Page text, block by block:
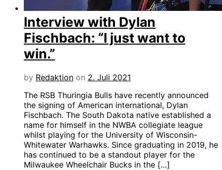
Interview with Dylan
Fischbach: “I just want to
win.”
by Redaktion on 2. Juli 2021
The RSB Thuringia Bulls have recently announced
the signing of American international, Dylan
Fischbach. The South Dakota native established a
name for himself in the NWBA collegiate league
whilst playing for the University of Wisconsin-
Whitewater Warhawks. Since graduating in 2019, he
has continued to be a standout player for the
Milwaukee Wheelchair Bucks in the […]